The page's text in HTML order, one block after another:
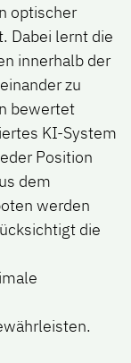
optischer
Dabei lernt die
innerhalb der
zu
bewertet
KI-System
Position
dem
werden
die